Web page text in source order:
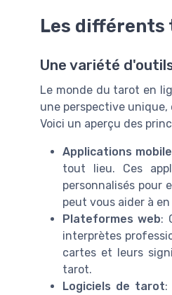
Les différents
Une variété
Le monde du tarot en
une perspective
Voici un aperçu des
Applications
tout lieu. Ces
personnalisés pour
peut vous aider à
Plateformes web:
interprètes
cartes et leurs
tarot.
Logiciels de tarot: